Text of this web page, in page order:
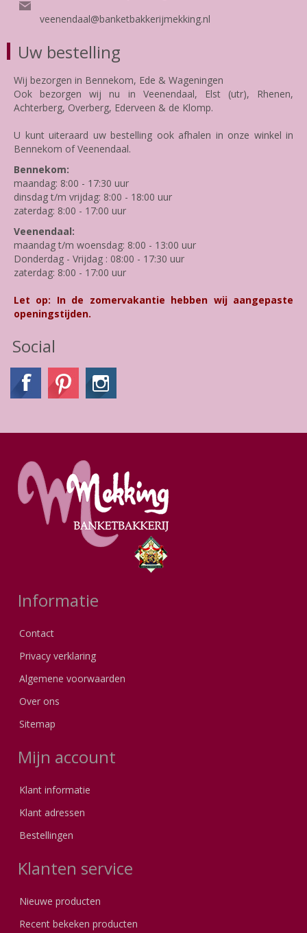
veenendaal@banketbakkerijmekking.nl
Uw bestelling
Wij bezorgen in Bennekom, Ede & Wageningen
Ook bezorgen wij nu in Veenendaal, Elst (utr), Rhenen,
Achterberg, Overberg, Ederveen & de Klomp.
U kunt uiteraard uw bestelling ook afhalen in onze winkel in
Bennekom of Veenendaal.
Bennekom:
maandag: 8:00 - 17:30 uur
dinsdag t/m vrijdag: 8:00 - 18:00 uur
zaterdag: 8:00 - 17:00 uur
Veenendaal:
maandag t/m woensdag: 8:00 - 13:00 uur
Donderdag - Vrijdag : 08:00 - 17:30 uur
zaterdag: 8:00 - 17:00 uur
Let op: In de zomervakantie hebben wij aangepaste
openingstijden.
Social
Informatie
Contact
Privacy verklaring
Algemene voorwaarden
Over ons
Sitemap
Mijn account
Klant informatie
Klant adressen
Bestellingen
Klanten service
Nieuwe producten
Recent bekeken producten